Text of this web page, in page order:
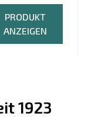
PRODUKT
ANZEIGEN
1923